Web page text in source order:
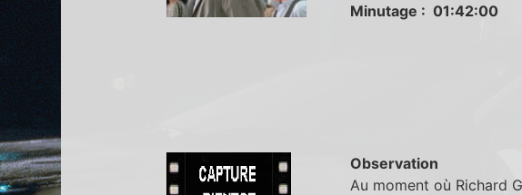
Minutage : 01:42:00
Observation
Au moment où Richard